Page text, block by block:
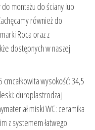
montażu do ściany lub
również do
Roca oraz z
dostępnych w naszej
cmcałkowita wysokość: 34,5
duroplastrodzaj
miski WC: ceramika
z systemem łatwego